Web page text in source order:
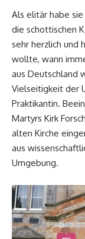
Als elitär habe
die schottischen
sehr herzlich und
wollte, wann
aus Deutschland
Vielseitigkeit der
Praktikantin.
Martyrs Kirk
alten Kirche
aus
Umgebung.